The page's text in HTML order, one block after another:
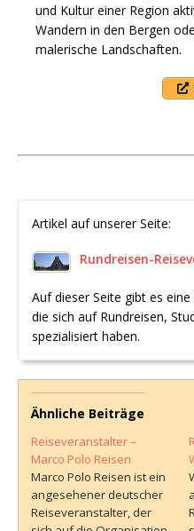
und Kultur einer Region
Wandern in den Bergen
malerische Landschaften.
Artikel auf unserer Seite:
Rundreisen-
Auf dieser Seite gibt es
die sich auf Rundreisen,
spezialisiert haben.
Ähnliche Beiträge
Reiseveranstalter –
Marco Polo Reisen
Marco Polo Reisen ist ein
angesehener deutscher
Reiseveranstalter, der